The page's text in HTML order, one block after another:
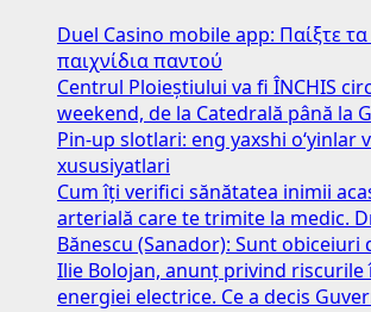
Duel Casino mobile app: Παίξτε
παιχνίδια παντού
Centrul Ploieștiului va fi ÎNCHIS
weekend, de la Catedrală până la
Pin-up slotlari: eng yaxshi o‘yinlar
xususiyatlari
Cum îți verifici sănătatea inimii
arterială care te trimite la medic.
Bănescu (Sanador): Sunt obiceiuri
Ilie Bolojan, anunț privind riscurile
energiei electrice. Ce a decis